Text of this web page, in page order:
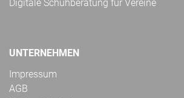
Digitale Schuhberatung für Vereine
UNTERNEHMEN
Impressum
AGB